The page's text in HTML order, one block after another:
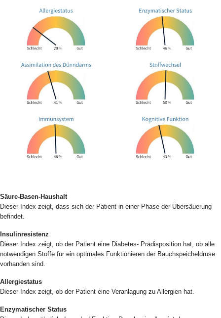
Säure-Basen-Haushalt
Dieser Index zeigt, dass sich der Patient in einer Phase der Übersäuerung
befindet.
Insulinresistenz
Dieser Index zeigt, ob der Patient eine Diabetes- Prädisposition hat, ob alle
notwendigen Stoffe für ein optimales Funktionieren der Bauchspeicheldrüse
vorhanden sind.
Allergiestatus
Dieser Index zeigt, ob der Patient eine Veranlagung zu Allergien hat.
Enzymatischer Status